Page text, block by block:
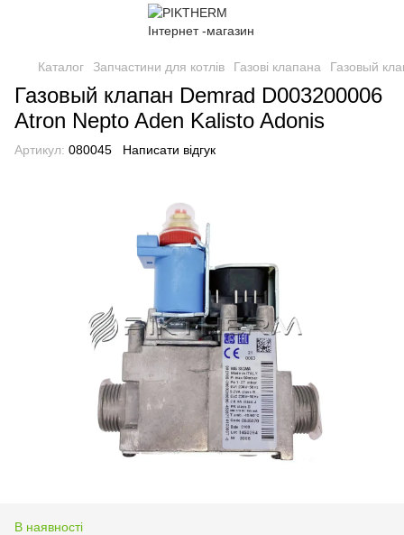
Каталог Запчастини для котлів Газові клапана Газовый
Газовый клапан Demrad D003200006
Atron Nepto Aden Kalisto Adonis
Артикул: 080045 Написати відгук
В наявності